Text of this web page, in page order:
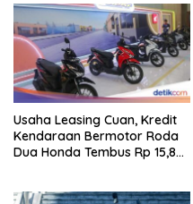
Usaha Leasing Cuan, Kredit
Kendaraan Bermotor Roda
Dua Honda Tembus Rp 15,8